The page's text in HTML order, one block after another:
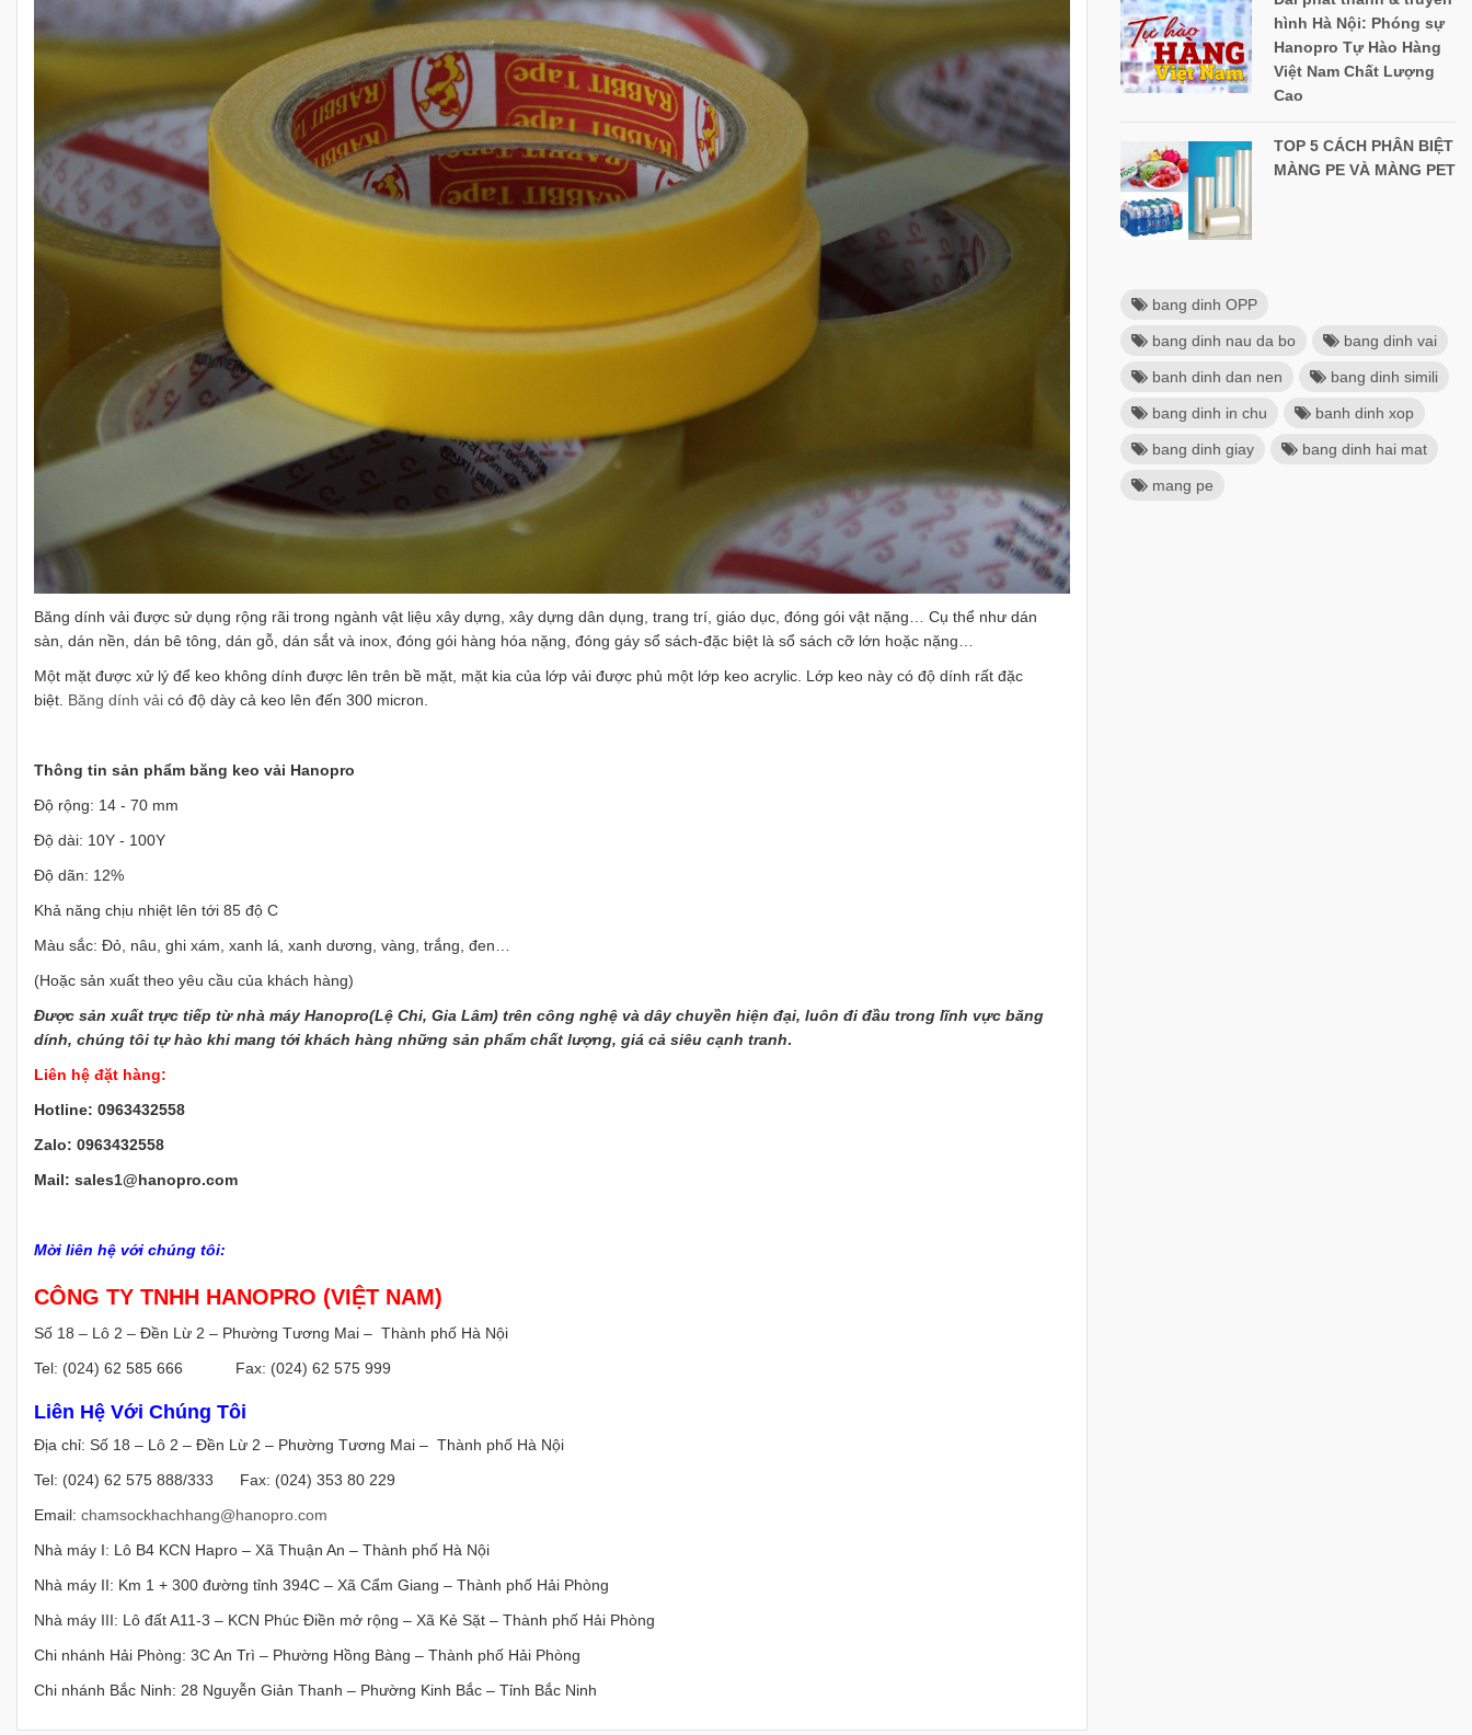
Băng dính vải được sử dụng rộng rãi trong ngành vật liệu xây dựng, xây dựng dân dụng, trang trí, giáo dục, đóng gói vật nặng… Cụ thể như dán
sàn, dán nền, dán bê tông, dán gỗ, dán sắt và inox, đóng gói hàng hóa nặng, đóng gáy sổ sách-đặc biệt là sổ sách cỡ lớn hoặc nặng…
Một mặt được xử lý để keo không dính được lên trên bề mặt, mặt kia của lớp vải được phủ một lớp keo acrylic. Lớp keo này có độ dính rất đặc
biệt. Băng dính vải có độ dày cả keo lên đến 300 micron.
Thông tin sản phẩm băng keo vải Hanopro
Độ rộng: 14 - 70 mm
Độ dài: 10Y - 100Y
Độ dãn: 12%
Khả năng chịu nhiệt lên tới 85 độ C
Màu sắc: Đỏ, nâu, ghi xám, xanh lá, xanh dương, vàng, trắng, đen…
(Hoặc sản xuất theo yêu cầu của khách hàng)
Được sản xuất trực tiếp từ nhà máy Hanopro(Lệ Chi, Gia Lâm) trên công nghệ và dây chuyền hiện đại, luôn đi đầu trong lĩnh vực băng
dính, chúng tôi tự hào khi mang tới khách hàng những sản phẩm chất lượng, giá cả siêu cạnh tranh.
Liên hệ đặt hàng:
Hotline: 0963432558
Zalo: 0963432558
Mail: sales1@hanopro.com
Mời liên hệ với chúng tôi:
CÔNG TY TNHH HANOPRO (VIỆT NAM)
Số 18 – Lô 2 – Đền Lừ 2 – Phường Tương Mai – Thành phố Hà Nội
Tel: (024) 62 585 666 Fax: (024) 62 575 999
Liên Hệ Với Chúng Tôi
Địa chỉ: Số 18 – Lô 2 – Đền Lừ 2 – Phường Tương Mai – Thành phố Hà Nội
Tel: (024) 62 575 888/333 Fax: (024) 353 80 229
Email: chamsockhachhang@hanopro.com
Nhà máy I: Lô B4 KCN Hapro – Xã Thuận An – Thành phố Hà Nội
Nhà máy II: Km 1 + 300 đường tỉnh 394C – Xã Cẩm Giang – Thành phố Hải Phòng
Nhà máy III: Lô đất A11-3 – KCN Phúc Điền mở rộng – Xã Kẻ Sặt – Thành phố Hải Phòng
Chi nhánh Hải Phòng: 3C An Trì – Phường Hồng Bàng – Thành phố Hải Phòng
Chi nhánh Bắc Ninh: 28 Nguyễn Giản Thanh – Phường Kinh Bắc – Tỉnh Bắc Ninh
hình Hà Nội: Phóng sự
Hanopro Tự Hào Hàng
Việt Nam Chất Lượng
Cao
TOP 5 CÁCH PHÂN BIỆT
MÀNG PE VÀ MÀNG PET
bang dinh OPP
bang dinh nau da bo bang dinh vai
banh dinh dan nen bang dinh simili
bang dinh in chu banh dinh xop
bang dinh giay bang dinh hai mat
mang pe